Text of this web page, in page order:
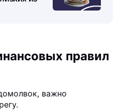
правил
важно